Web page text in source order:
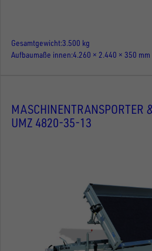
Gesamtgewicht3.500 kg
Aufbaumaße innen 4.260 × 2.440 × 350 mm
MASCHINENTRANSPORTER
UMZ 4820-35-13